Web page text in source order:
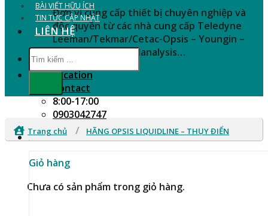
Đơn vị cung cấp thiết bị chuyên nghiệp và
độc quyền từ các nhà cung cấp Teledyne
Leeman/Tekmar/Cetac-Opsis – Youngin –
SHINE – Zeutec – Nanalysis…
Location
Contact
8:00-17:00
0903042747
Giỏ hàng
Chưa có sản phẩm trong giỏ hàng.
BÀI VIẾT HỮU ÍCH
TIN TỨC CẬP NHẬT
LIÊN HỆ
Tìm
kiếm:
Trang chủ / HÃNG OPSIS LIQUIDLINE – THỤY ĐIỂN